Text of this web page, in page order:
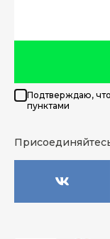
Подтверждаю,
пунктами